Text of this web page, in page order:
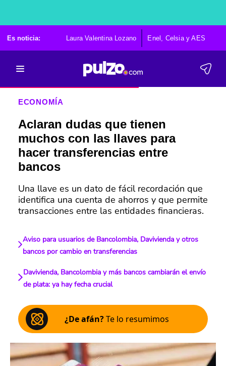
Es noticia: Laura Valentina Lozano Enel, Celsia y AES
ECONOMÍA
Aclaran dudas que tienen
muchos con las llaves para
hacer transferencias entre
bancos
Una llave es un dato de fácil recordación que
identifica una cuenta de ahorros y que permite
transacciones entre las entidades financieras.
Aviso para usuarios de Bancolombia, Davivienda y otros
bancos por cambio en transferencias
Davivienda, Bancolombia y más bancos cambiarán el envío
de plata: ya hay fecha crucial
¿De afán?Te lo resumimos